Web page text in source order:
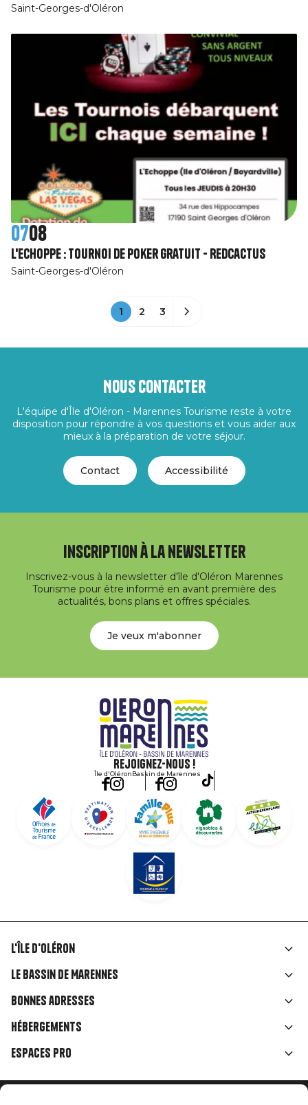
Saint-Georges-d'Oléron
0708
L'Echoppe : Tournoi de poker gratuit - RedCactus
Saint-Georges-d'Oléron
1 2 3
Nous contacter
L'équipe d'Île d'Oléron - Marennes Tourisme reste à votre
disposition pour répondre à vos questions et vous aider aux
mieux à la préparation de votre séjour.
Contact Accessibilité
Inscription à la newsletter
Inscrivez-vous à la newsletter d'île d'Oléron Marennes
Tourisme pour être informé en avant première des
actualités, bons plans et offres spéciales.
Je veux m'abonner
Rejoignez-nous !
Île d'OléronBassin de Marennes
Liens
rubriques
L'île d'Oléron
Le Bassin de Marennes
Bonnes adresses
Hébergements
Espaces Pro